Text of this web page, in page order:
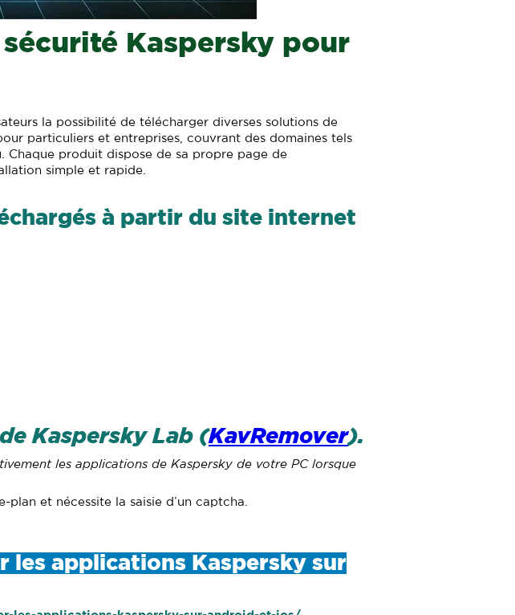
Kaspersky pour
la possibilité de télécharger diverses solutions de
particuliers et entreprises, couvrant des domaines tels
Chaque produit dispose de sa propre page de
simple et rapide.
à partir du site internet
Kaspersky Lab (KavRemover).
les applications de Kaspersky de votre PC lorsque
plan et nécessite la saisie d’un captcha.
les applications Kaspersky sur